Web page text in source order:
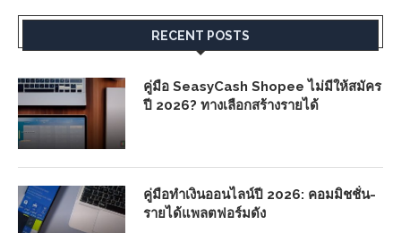
RECENT POSTS
คู่มือ SeasyCash Shopee ไม่มีให้สมัคร
ปี 2026? ทางเลือกสร้างรายได้
คู่มือทำเงินออนไลน์ปี 2026: คอมมิชชั่น-
รายได้แพลตฟอร์มดัง